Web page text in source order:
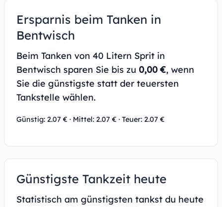
Ersparnis beim Tanken in
Bentwisch
Beim Tanken von 40 Litern Sprit in
Bentwisch sparen Sie bis zu 0,00 €, wenn
Sie die günstigste statt der teuersten
Tankstelle wählen.
Günstig: 2.07 € · Mittel: 2.07 € · Teuer: 2.07 €
Günstigste Tankzeit heute
Statistisch am günstigsten tankst du heute